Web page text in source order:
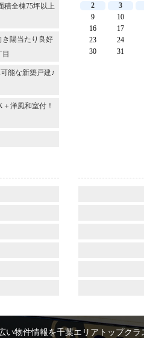
積全棟75坪以上
き陽当たり良好
目
能な新築戸建♪
洋風和室付！
2
3
9
10
16
17
23
24
30
31
物件情報を千葉エリアトップク